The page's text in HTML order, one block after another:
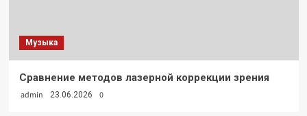
Музыка
Сравнение методов лазерной коррекции зрения
admin 23.06.2026 0